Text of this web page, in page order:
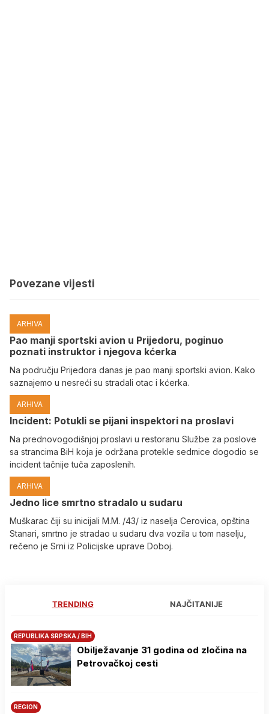
Povezane vijesti
ARHIVA
Pao manji sportski avion u Prijedoru, poginuo
poznati instruktor i njegova kćerka
Na području Prijedora danas je pao manji sportski avion. Kako
saznajemo u nesreći su stradali otac i kćerka.
ARHIVA
Incident: Potukli se pijani inspektori na proslavi
Na prednovogodišnjoj proslavi u restoranu Službe za poslove
sa strancima BiH koja je održana protekle sedmice dogodio se
incident tačnije tuča zaposlenih.
ARHIVA
Јedno lice smrtno stradalo u sudaru
Muškarac čiji su inicijali M.M. /43/ iz naselja Cerovica, opština
Stanari, smrtno je stradao u sudaru dva vozila u tom naselju,
rečeno je Srni iz Policijske uprave Doboj.
TRENDING NAJČITANIJE
REPUBLIKA SRPSKA / BIH
Obilježavanje 31 godina od zločina na
Petrovačkoj cesti
REGION